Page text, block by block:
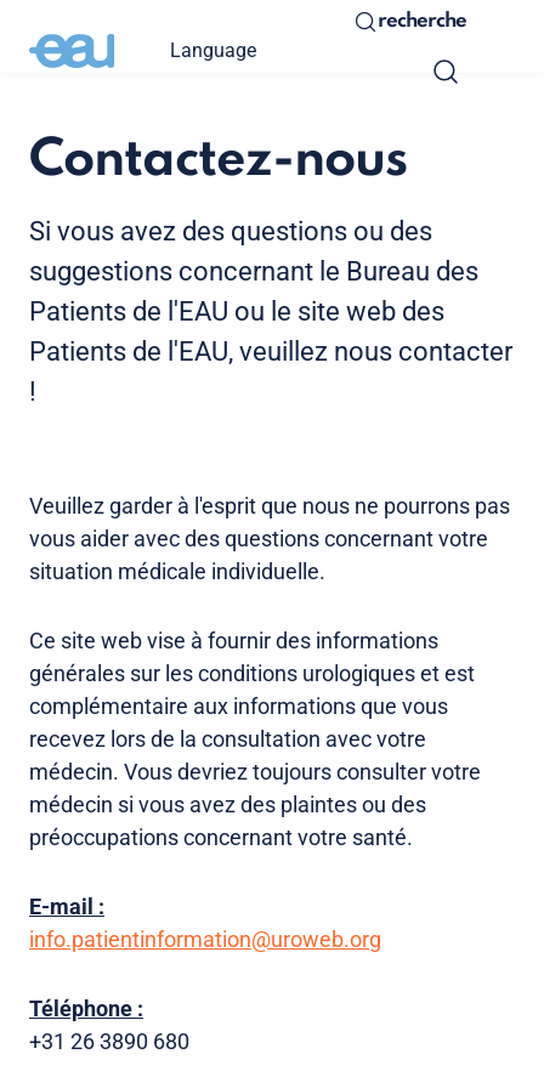
Language
recherche
Contactez-nous
Si vous avez des questions ou des
suggestions concernant le Bureau des
Patients de l'EAU ou le site web des
Patients de l'EAU, veuillez nous contacter
!
Veuillez garder à l'esprit que nous ne pourrons pas
vous aider avec des questions concernant votre
situation médicale individuelle.
Ce site web vise à fournir des informations
générales sur les conditions urologiques et est
complémentaire aux informations que vous
recevez lors de la consultation avec votre
médecin. Vous devriez toujours consulter votre
médecin si vous avez des plaintes ou des
préoccupations concernant votre santé.
E-mail :
info.patientinformation@uroweb.org
Téléphone :
+31 26 3890 680